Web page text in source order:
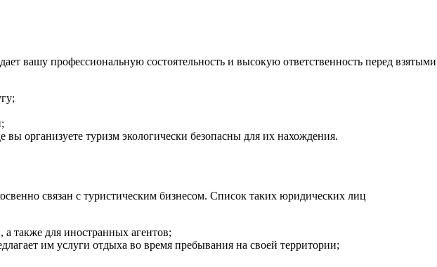
вашу профессиональную состоятельность и высокую ответственность перед взятыми
организуете туризм экологически безопасны для их нахождения.
связан с туристическим бизнесом. Список таких юридических лиц
также для иностранных агентов;
им услуги отдыха во время пребывания на своей территории;